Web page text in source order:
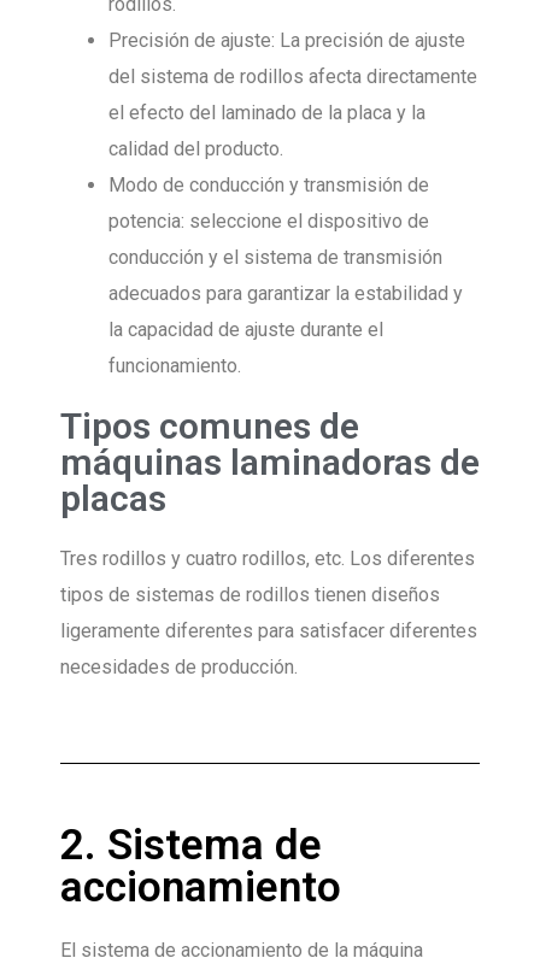
Precisión de ajuste: La precisión de ajuste
del sistema de rodillos afecta directamente
el efecto del laminado de la placa y la
calidad del producto.
Modo de conducción y transmisión de
potencia: seleccione el dispositivo de
conducción y el sistema de transmisión
adecuados para garantizar la estabilidad y
la capacidad de ajuste durante el
funcionamiento.
Tipos comunes de
máquinas laminadoras de
placas
Tres rodillos y cuatro rodillos, etc. Los diferentes
tipos de sistemas de rodillos tienen diseños
ligeramente diferentes para satisfacer diferentes
necesidades de producción.
2. Sistema de
accionamiento
El sistema de accionamiento de la máquina